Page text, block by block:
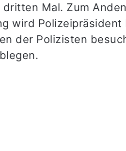
dritten Mal. Zum
wird Polizeipräsident
der Polizisten